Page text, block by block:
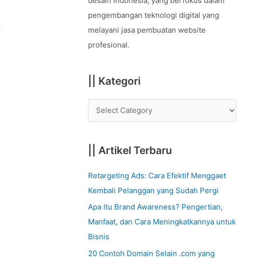
o
r
:
pengembangan teknologi digital yang
melayani jasa pembuatan website
profesional.
|| Kategori
|| Artikel Terbaru
Retargeting Ads: Cara Efektif Menggaet
Kembali Pelanggan yang Sudah Pergi
Apa Itu Brand Awareness? Pengertian,
Manfaat, dan Cara Meningkatkannya untuk
Bisnis
20 Contoh Domain Selain .com yang